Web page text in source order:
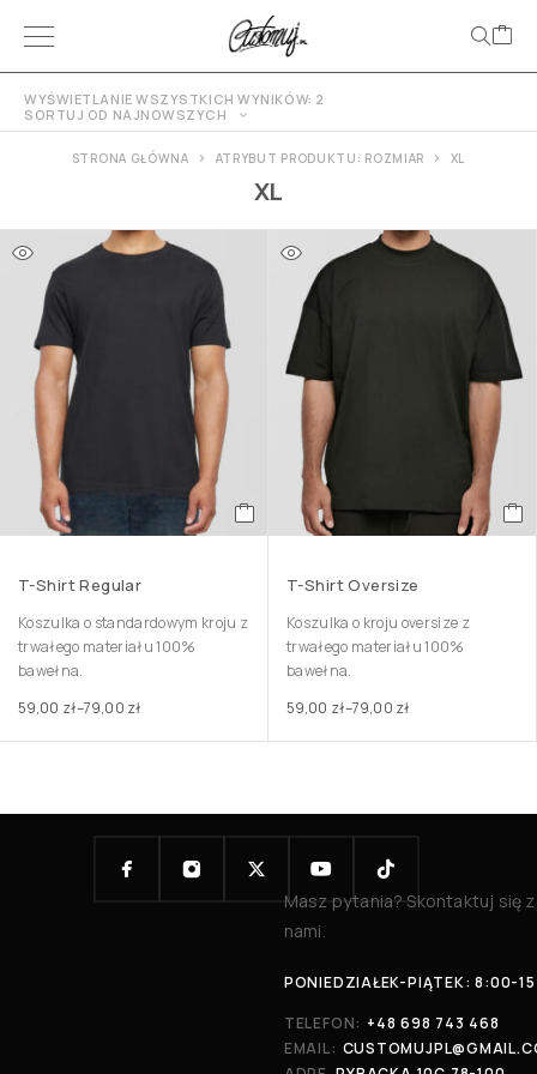
WYŚWIETLANIE WSZYSTKICH WYNIKÓW: 2
SORTUJ OD NAJNOWSZYCH
XL
STRONA GŁÓWNA ATRYBUT PRODUKTU: ROZMIAR XL
T-Shirt Regular
Koszulka o standardowym kroju z
trwałego materiału 100%
bawełna.
59,00 zł–79,00 zł
T-Shirt Oversize
Koszulka o kroju oversize z
trwałego materiału 100%
bawełna.
59,00 zł–79,00 zł
Masz pytania? Skontaktuj się z
nami.
PONIEDZIAŁEK-PIĄTEK: 8:00-
TELEFON: +48 698 743 468
EMAIL: